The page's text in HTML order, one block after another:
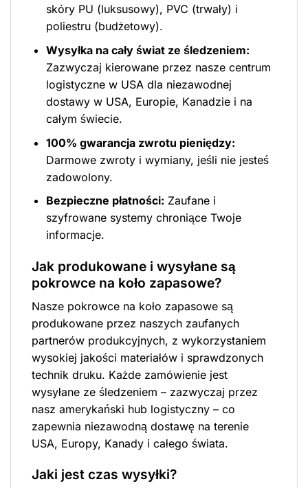
skóry PU (luksusowy), PVC (trwały) i
poliestru (budżetowy).
Wysyłka na cały świat ze śledzeniem:
Zazwyczaj kierowane przez nasze centrum
logistyczne w USA dla niezawodnej
dostawy w USA, Europie, Kanadzie i na
całym świecie.
100% gwarancja zwrotu pieniędzy:
Darmowe zwroty i wymiany, jeśli nie jesteś
zadowolony.
Bezpieczne płatności: Zaufane i
szyfrowane systemy chroniące Twoje
informacje.
Jak produkowane i wysyłane są
pokrowce na koło zapasowe?
Nasze pokrowce na koło zapasowe są
produkowane przez naszych zaufanych
partnerów produkcyjnych, z wykorzystaniem
wysokiej jakości materiałów i sprawdzonych
technik druku. Każde zamówienie jest
wysyłane ze śledzeniem – zazwyczaj przez
nasz amerykański hub logistyczny – co
zapewnia niezawodną dostawę na terenie
USA, Europy, Kanady i całego świata.
Jaki jest czas wysyłki?